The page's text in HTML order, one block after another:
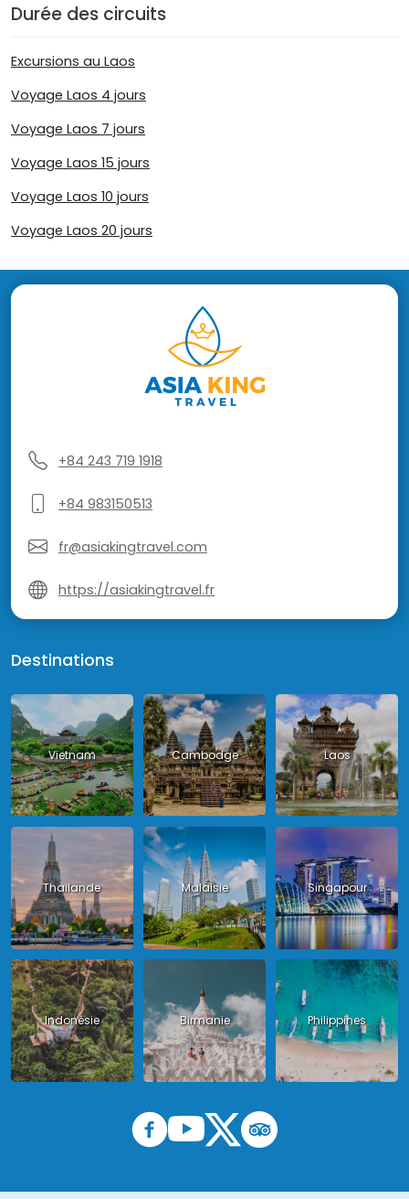
Durée des circuits
Excursions au Laos
Voyage Laos 4 jours
Voyage Laos 7 jours
Voyage Laos 15 jours
Voyage Laos 10 jours
Voyage Laos 20 jours
+84 243 719 1918
+84 983150513
fr@asiakingtravel.com
https://asiakingtravel.fr
Destinations
Vietnam Cambodge Laos
Thailande Malaisie Singapour
Indonésie Birmanie Philippines